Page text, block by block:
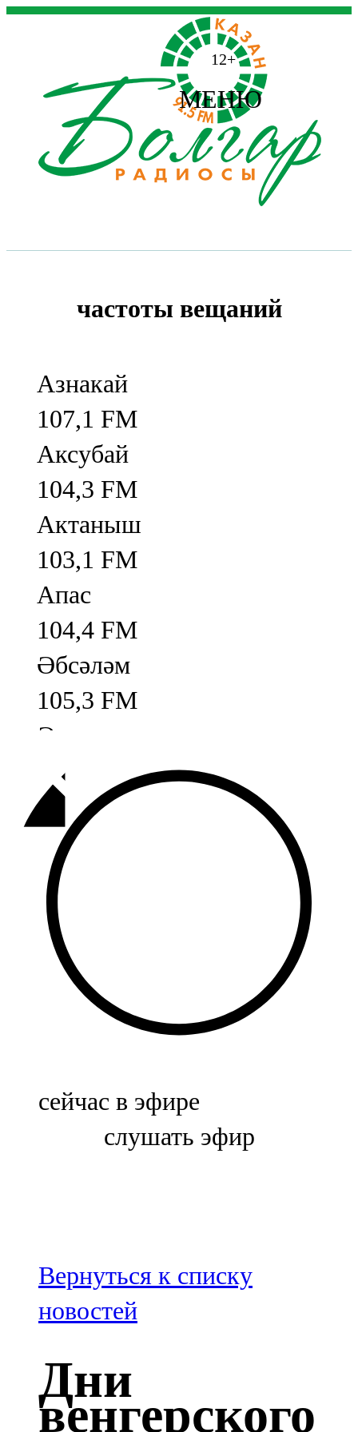
12+
МЕНЮ
частоты вещаний
Азнакай
107,1 FM
Аксубай
104,3 FM
Актаныш
103,1 FM
Апас
104,4 FM
Әбсәләм
105,3 FM
Әлмәт
92,9 FM
Базарлы матак
107,1 FM
Балык бистәсе
104,9 FM
Баулы
107,5 FM
Биләр
Болгар
100,3 FM
Зәй
106,6 FM
Кадыбаш
105,2 FM
сейчас в эфире
слушать эфир
Вернуться к списку
новостей
Дни
венгерского